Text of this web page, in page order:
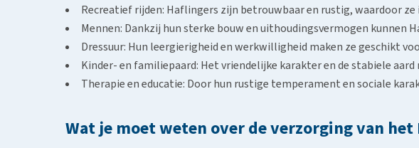
Recreatief rijden: Haflingers zijn betrouwbaar en rustig, waardoor
Mennen: Dankzij hun sterke bouw en uithoudingsvermogen
Dressuur: Hun leergierigheid en werkwilligheid maken ze geschikt
Kinder- en familiepaard: Het vriendelijke karakter en de stabiele
Therapie en educatie: Door hun rustige temperament en sociale
Wat je moet weten over de verzorging van